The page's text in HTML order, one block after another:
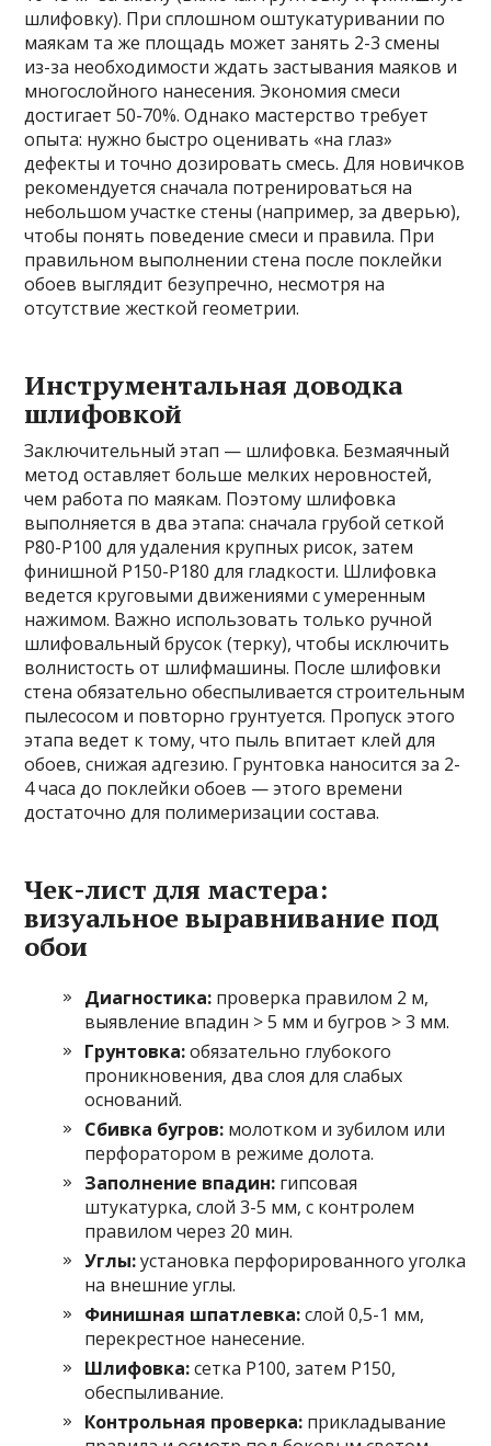
шлифовку). При сплошном оштукатуривании по
маякам та же площадь может занять 2-3 смены
из-за необходимости ждать застывания маяков и
многослойного нанесения. Экономия смеси
достигает 50-70%. Однако мастерство требует
опыта: нужно быстро оценивать «на глаз»
дефекты и точно дозировать смесь. Для новичков
рекомендуется сначала потренироваться на
небольшом участке стены (например, за дверью),
чтобы понять поведение смеси и правила. При
правильном выполнении стена после поклейки
обоев выглядит безупречно, несмотря на
отсутствие жесткой геометрии.
Инструментальная доводка
шлифовкой
Заключительный этап — шлифовка. Безмаячный
метод оставляет больше мелких неровностей,
чем работа по маякам. Поэтому шлифовка
выполняется в два этапа: сначала грубой сеткой
P80-P100 для удаления крупных рисок, затем
финишной P150-P180 для гладкости. Шлифовка
ведется круговыми движениями с умеренным
нажимом. Важно использовать только ручной
шлифовальный брусок (терку), чтобы исключить
волнистость от шлифмашины. После шлифовки
стена обязательно обеспыливается строительным
пылесосом и повторно грунтуется. Пропуск этого
этапа ведет к тому, что пыль впитает клей для
обоев, снижая адгезию. Грунтовка наносится за 2-
4 часа до поклейки обоев — этого времени
достаточно для полимеризации состава.
Чек-лист для мастера:
визуальное выравнивание под
обои
Диагностика: проверка правилом 2 м,
выявление впадин > 5 мм и бугров > 3 мм.
Грунтовка:обязательно глубокого
проникновения, два слоя для слабых
оснований.
Сбивка бугров: молотком и зубилом или
перфоратором в режиме долота.
Заполнение впадин: гипсовая
штукатурка, слой 3-5 мм, с контролем
правилом через 20 мин.
Углы:установка перфорированного уголка
на внешние углы.
Финишная шпатлевка:слой 0,5-1 мм,
перекрестное нанесение.
Шлифовка:сетка P100, затем P150,
обеспыливание.
Контрольная проверка: прикладывание